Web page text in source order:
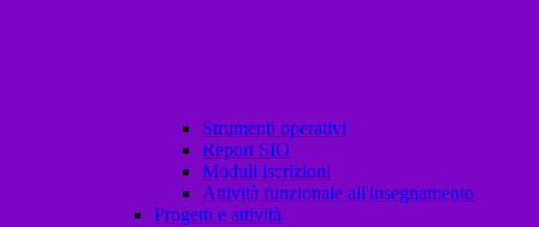
Strumenti operativi
Report SIO
Moduli iscrizioni
Attività funzionale all'insegnamento
Progetti e attività